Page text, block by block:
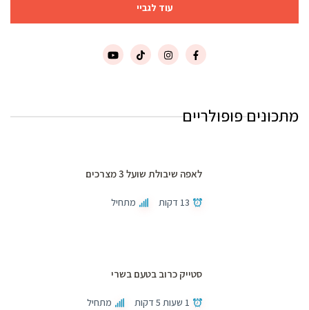
עוד לגביי
מתכונים פופולריים
לאפה שיבולת שועל 3 מצרכים
13 דקות מתחיל
סטייק כרוב בטעם בשרי
1 שעות 5 דקות מתחיל